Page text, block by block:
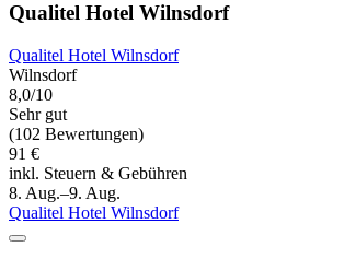
Qualitel Hotel Wilnsdorf
Qualitel Hotel Wilnsdorf
Wilnsdorf
8,0/10
Sehr gut
(102 Bewertungen)
91 €
inkl. Steuern & Gebühren
8. Aug.–9. Aug.
Qualitel Hotel Wilnsdorf